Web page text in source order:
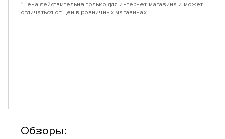
*Цена действительна только для интернет-магазина и может
отличаться от цен в розничных магазинах
Обзоры: